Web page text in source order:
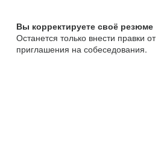
Вы корректируете своё резюме
Останется только внести правки
приглашения на собеседования.